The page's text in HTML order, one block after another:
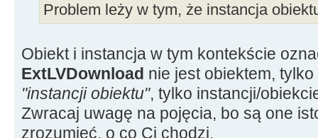
Problem leży w tym, że instancja
Obiekt i instancja w tym kontekście
ExtLVDownload nie jest obiektem,
"instancji obiektu", tylko instancji/
Zwracaj uwagę na pojęcia, bo są one
zrozumieć, o co Ci chodzi.